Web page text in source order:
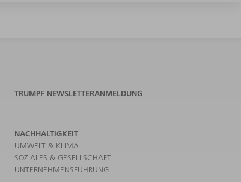
TRUMPF NEWSLETTERANMELDUNG
NACHHALTIGKEIT
UMWELT & KLIMA
SOZIALES & GESELLSCHAFT
UNTERNEHMENSFÜHRUNG